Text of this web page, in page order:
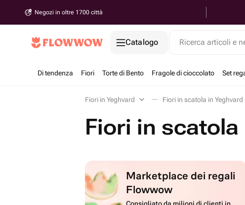
Negozi in oltre 1700 città
Catalogo Ricerca articoli e
Di tendenza Fiori Torte di Bento Fragole di cioccolato Set
Fiori in Yeghvard Fiori in scatola in Yeghvard
Fiori in scatola
Marketplace dei regali
Flowwow